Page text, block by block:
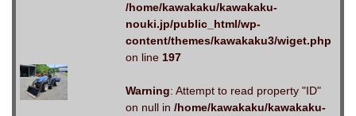
/home/kawakaku/kawakaku-
nouki.jp/public_html/wp-
content/themes/kawakaku3/wiget.php
on line 197
Warning: Attempt to read property "ID"
on null in /home/kawakaku/kawakaku-